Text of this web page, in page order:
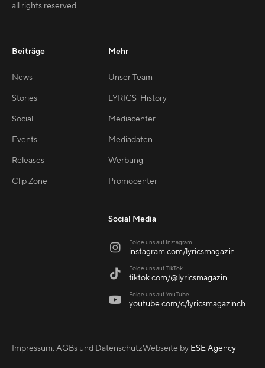
all rights reserved
Beiträge
News
Stories
Social
Events
Releases
Clip Zone
Mehr
Unser Team
LYRICS-History
Mediacenter
Mediadaten
Werbung
Promocenter
Social Media
 Folge uns auf Instagram
instagram.com/lyricsmagazin
 Folge uns auf TikTok
tiktok.com/@lyricsmagazin
 Folge uns auf YouTube
youtube.com/c/lyricsmagazinch
Impressum, AGBs und DatenschutzWebseite by ESE Agency